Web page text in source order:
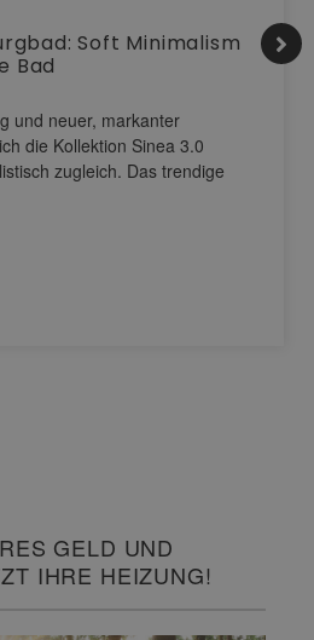
Soft Minimalism
Bad
und neuer, markanter
die Kollektion Sinea 3.0
zugleich. Das trendige
GELD UND
IHRE HEIZUNG!